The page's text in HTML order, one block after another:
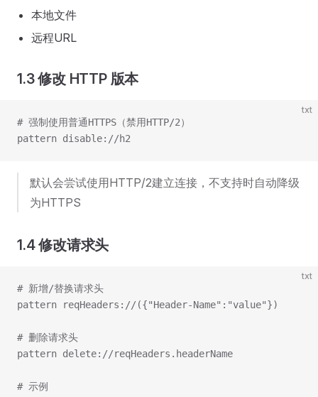
本地文件
远程URL
1.3 修改 HTTP 版本
txt
# 强制使用普通HTTPS（禁用HTTP/2）
pattern disable://h2
默认会尝试使用HTTP/2建立连接，不支持时自动降级
为HTTPS
1.4 修改请求头
txt
# 新增/替换请求头
pattern reqHeaders://({"Header-Name":"value"})
# 删除请求头
pattern delete://reqHeaders.headerName
# 示例